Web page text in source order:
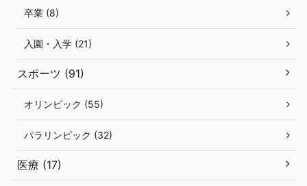
卒業 (8)
入園・入学 (21)
スポーツ (91)
オリンピック (55)
パラリンピック (32)
医療 (17)